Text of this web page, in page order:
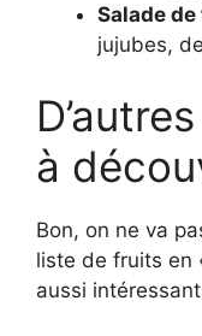
Salade
jujubes,
à
Bon, on ne va
liste de fruits en
aussi